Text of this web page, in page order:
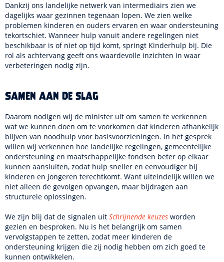
Dankzij ons landelijke netwerk van intermediairs zien we
dagelijks waar gezinnen tegenaan lopen. We zien welke
problemen kinderen en ouders ervaren en waar ondersteuning
tekortschiet. Wanneer hulp vanuit andere regelingen niet
beschikbaar is of niet op tijd komt, springt Kinderhulp bij. Die
rol als achtervang geeft ons waardevolle inzichten in waar
verbeteringen nodig zijn.
Samen aan de slag
Daarom nodigen wij de minister uit om samen te verkennen
wat we kunnen doen om te voorkomen dat kinderen afhankelijk
blijven van noodhulp voor basisvoorzieningen. In het gesprek
willen wij verkennen hoe landelijke regelingen, gemeentelijke
ondersteuning en maatschappelijke fondsen beter op elkaar
kunnen aansluiten, zodat hulp sneller en eenvoudiger bij
kinderen en jongeren terechtkomt. Want uiteindelijk willen we
niet alleen de gevolgen opvangen, maar bijdragen aan
structurele oplossingen.
We zijn blij dat de signalen uit Schrijnende keuzes worden
gezien en besproken. Nu is het belangrijk om samen
vervolgstappen te zetten, zodat meer kinderen de
ondersteuning krijgen die zij nodig hebben om zich goed te
kunnen ontwikkelen.